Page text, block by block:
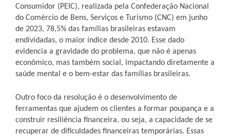
Consumidor (PEIC), realizada pela Confederação Nacional
do Comércio de Bens, Serviços e Turismo (CNC) em junho
de 2023, 78,5% das famílias brasileiras estavam
endividadas, o maior índice desde 2010. Esse dado
evidencia a gravidade do problema, que não é apenas
econômico, mas também social, impactando diretamente a
saúde mental e o bem-estar das famílias brasileiras.
Outro foco da resolução é o desenvolvimento de
ferramentas que ajudem os clientes a formar poupança e a
construir resiliência financeira, ou seja, a capacidade de se
recuperar de dificuldades financeiras temporárias. Essas